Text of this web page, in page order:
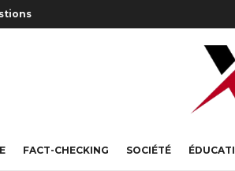
FACT-CHECKING SOCIÉTÉ